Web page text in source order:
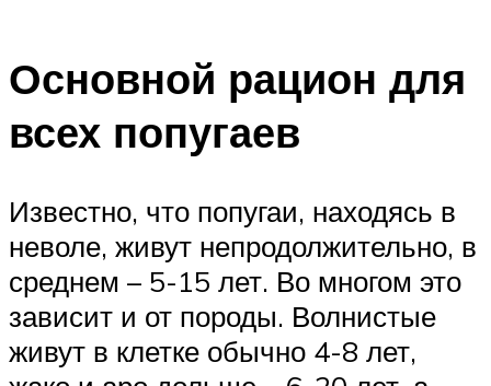
Основной рацион для
всех попугаев
Известно, что попугаи, находясь в
неволе, живут непродолжительно, в
среднем – 5-15 лет. Во многом это
зависит и от породы. Волнистые
живут в клетке обычно 4-8 лет,